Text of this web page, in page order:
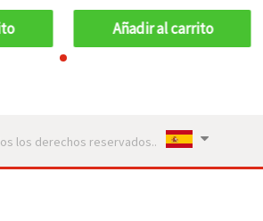
Set de 100
Añadir al carrito
los derechos reservados..